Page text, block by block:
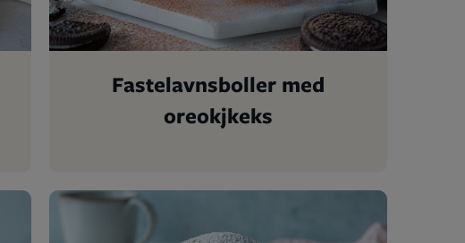
Fastelavnsboller med
oreokjkeks